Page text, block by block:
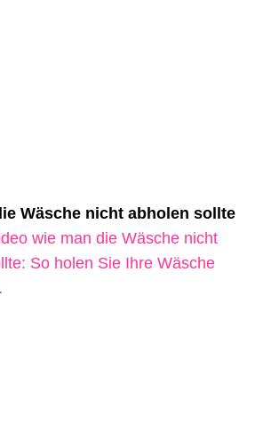
Wäsche nicht abholen sollte
wie man die Wäsche nicht
So holen Sie Ihre Wäsche